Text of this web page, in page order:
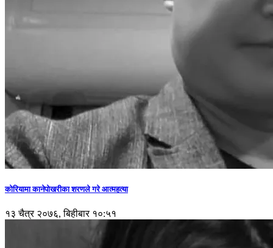
कोरियामा कानेपोखरीका शरणले गरे आत्महत्या
१३ चैत्र २०७६, बिहीबार १०:५१